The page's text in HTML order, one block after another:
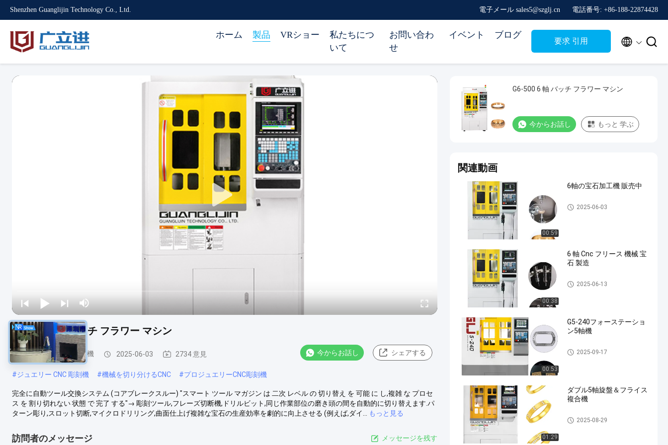
Shenzhen Guanglijin Technology Co., Ltd. 電子メール sales5@szglj.cn 電話番号: +86-188-22874428
ホーム 製品 VRショー
私たちにつ
いて
お問い合わ
せ
イベント ブログ
要求 引用  
G6-500 6 軸 バッチ フラワー マシン
ジュエリー CNC 彫刻機 2025-06-03 2734 意見 今からお話し シェアする
#ジュエリー CNC 彫刻機 #機械を切り分けるCNC #プロジュエリーCNC彫刻機
完全に自動ツール交換システム (コアブレークスルー) "スマート ツール マガジン は 二次 レベル の 切り替え を 可能 に し,複雑 な プロセ
ス を 割り切れない 状態 で 完了 する"→ 彫刻ツール,フレーズ切断機,ドリルビット,同じ作業部位の磨き頭の間を自動的に切り替えます.パ
ターン彫り,スロット切断,マイクロドリリング,曲面仕上げ複雑な宝石の生産効率を劇的に向上させる (例えば,ダイ...
もっと見る
訪問者のメッセージ メッセージを残す
G6-500 6 軸 バッチ フラワー マシン
今からお話し もっと 学ぶ
関連動画
00:59
6軸の宝石加工機 販売中
Six Axis Jewelry Carving Mach
ine
2025-06-03
00:38
6 軸 Cnc フリース 機械 宝
石 製造
Six Axis Jewelry Carving Mach
ine
2025-06-13
00:53
G5-240フォーステーショ
ン5軸機
Five Axis Industrial CNC Machi
ne
2025-09-17
01:29
ダブル5軸旋盤＆フライス
複合機
Five Axis Jewelry Carving Mac
hine
2025-08-29